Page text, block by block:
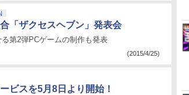
「ザクセスヘブン」発表会
第2弾PCゲームの制作も発表
(2015/4/25)
ビスを5月8日より開始！